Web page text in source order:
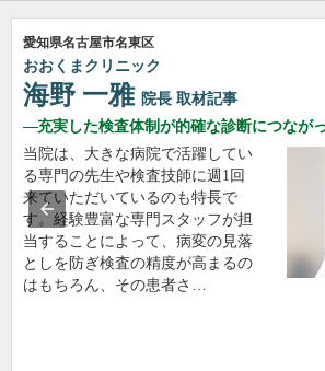
愛知県名古屋市名東区
おおくまクリニック
海野 一雅 院長 取材記事
充実した検査体制が的確な診断につなが
当院は、大きな病院で活躍してい
る専門の先生や検査技師に週1回
来ていただいているのも特長で
す。経験豊富な専門スタッフが担
当することによって、病変の見落
としを防ぎ検査の精度が高まるの
はもちろん、その患者さ…